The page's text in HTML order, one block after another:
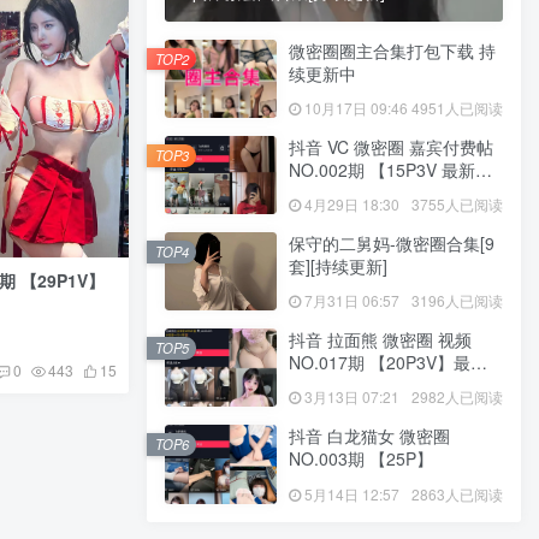
【29P1V】
0 443 15
微密圈圈主合集打包下载 持
续更新中
10月17日 09:46 4951人已阅读
TOP2
抖音 VC 微密圈 嘉宾付费帖
NO.002期 【15P3V 最新
至：2023.8.4
4月29日 18:30 3755人已阅读
TOP3
保守的二舅妈-微密圈合集[9
套][持续更新]
7月31日 06:57 3196人已阅读
TOP4
抖音 拉面熊 微密圈 视频
NO.017期 【20P3V】最新
至：2024.11.12
3月13日 07:21 2982人已阅读
TOP5
抖音 白龙猫女 微密圈
NO.003期 【25P】
5月14日 12:57 2863人已阅读
TOP6